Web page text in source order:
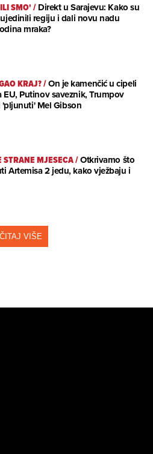
SMO'/Direkt u Sarajevu: Kako su
regiju i dali novu nadu
mraka?
KRAJ?/On je kamenčić u cipeli
EU, Putinov saveznik, Trumpov
Mel Gibson
STRANE MJESECA/Otkrivamo što
Artemisa 2 jedu, kako vježbaju i
VIŠE